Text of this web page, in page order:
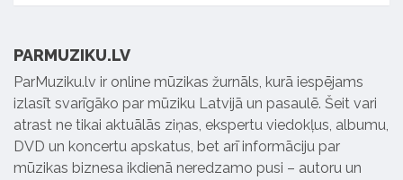
PARMUZIKU.LV
ParMuziku.lv ir online mūzikas žurnāls, kurā iespējams
izlasīt svarīgāko par mūziku Latvijā un pasaulē. Šeit vari
atrast ne tikai aktuālās ziņas, ekspertu viedokļus, albumu,
DVD un koncertu apskatus, bet arī informāciju par
mūzikas biznesa ikdienā neredzamo pusi – autoru un